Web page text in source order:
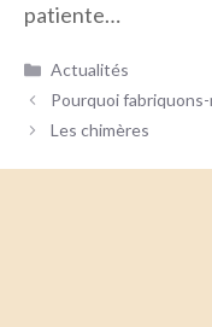
patiente…
Catégories
Actualités
Pourquoi
Les chimères